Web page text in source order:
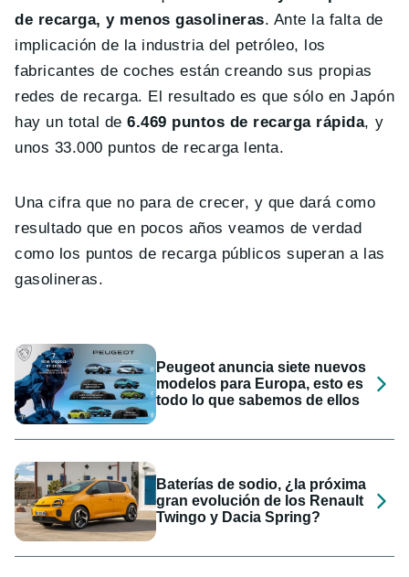
de recarga, y menos gasolineras. Ante la falta de
implicación de la industria del petróleo, los
fabricantes de coches están creando sus propias
redes de recarga. El resultado es que sólo en Japón
hay un total de6.469 puntos de recarga rápida, y
unos 33.000 puntos de recarga lenta.
Una cifra que no para de crecer, y que dará como
resultado que en pocos años veamos de verdad
como los puntos de recarga públicos superan a las
gasolineras.
Peugeot anuncia siete nuevos
modelos para Europa, esto es
todo lo que sabemos de ellos
Baterías de sodio, ¿la próxima
gran evolución de los Renault
Twingo y Dacia Spring?